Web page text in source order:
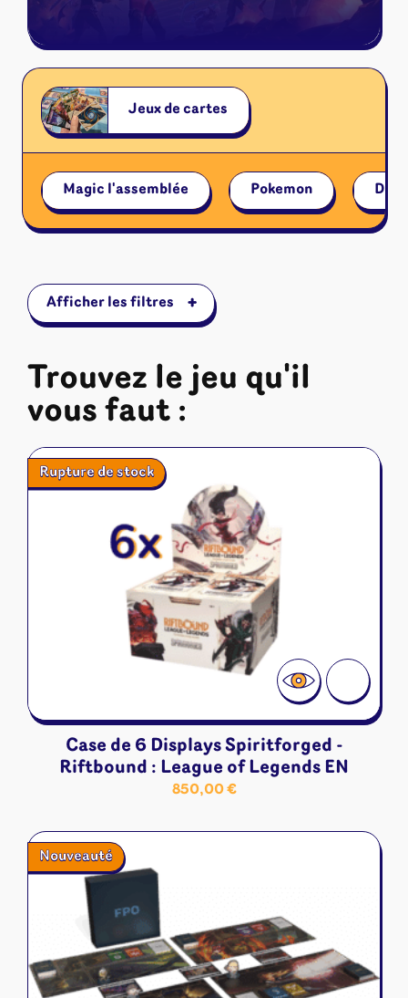
Naruto Mythos
Autres
Jeux de cartes
Magic l'assemblée Pokemon
Afficher les filtres +
Trouvez le jeu qu'il
vous faut :
Rupture de stock
Case de 6 Displays Spiritforged -
Riftbound : League of Legends EN
850,00€
Nouveauté